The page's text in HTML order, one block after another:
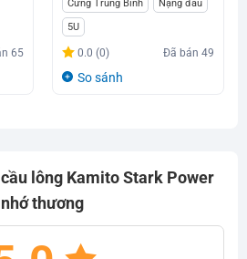
65
gốc
là:
790.000₫.
hiện
tại
là:
Cứng Trung Bình
Nặng đầu
5U
0.0 (0) Đã bán49
So sánh
lông Kamito Stark Power
thương